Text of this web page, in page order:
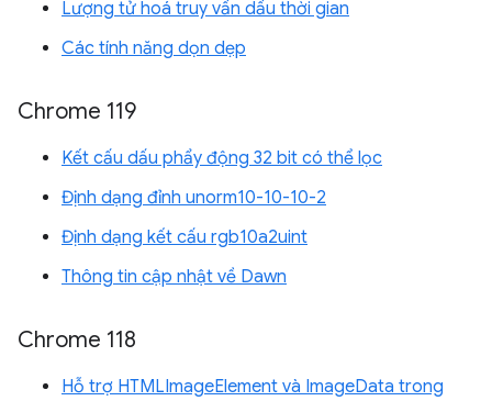
Lượng tử hoá truy vấn dấu thời gian
Các tính năng dọn dẹp
Chrome 119
Kết cấu dấu phẩy động 32 bit có thể lọc
Định dạng đỉnh unorm10-10-10-2
Định dạng kết cấu rgb10a2uint
Thông tin cập nhật về Dawn
Chrome 118
Hỗ trợ HTMLImageElement và ImageData trong